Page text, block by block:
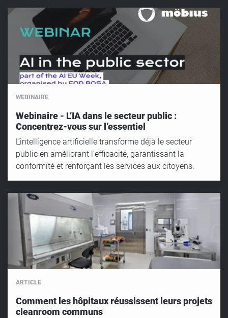
WEBINAIRE
Webinaire - L’IA dans le secteur public :
Concentrez-vous sur l’essentiel
L’intelligence artificielle transforme déjà le secteur
public en améliorant l’efficacité, garantissant la
conformité et renforçant les services aux citoyens.
ARTICLE
Comment les hôpitaux réussissent leurs projets
cleanroom communs